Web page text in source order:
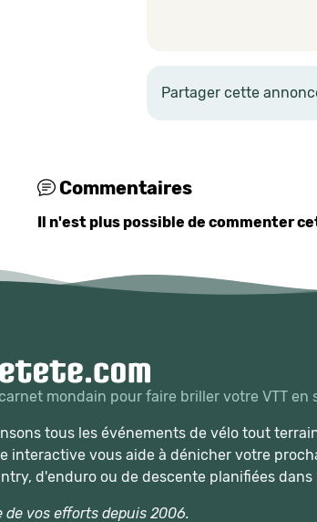
Partager cette
Commentaires
Il n'est plus possible de commenter
mondain pour faire briller votre VTT en
tous les événements de vélo tout
interactive vous aide à dénicher votre
d'enduro ou de descente planifiées dans
de vos efforts depuis 2006.